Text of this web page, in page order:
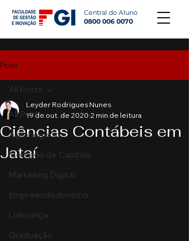
Central do Aluno
0800 006 0070
Post
All Posts
Agronegócio
Mercado de Capitais
Marketing Digital
Empreendedorismo
Liderança
Graduação
All Posts
Ciências Contábeis em
Jataí
Leyder Rodrigues Nunes
19 de out. de 2020 2 min de leitura